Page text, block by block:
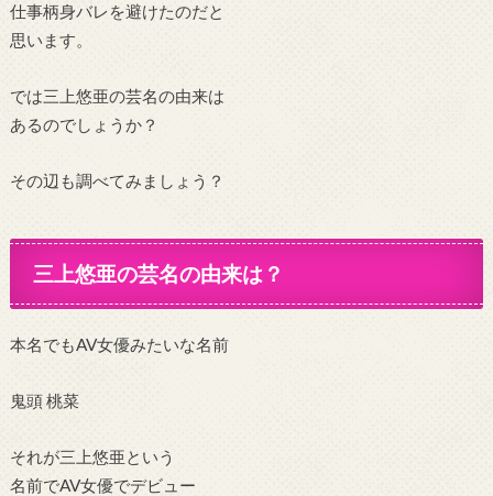
仕事柄身バレを避けたのだと
思います。
では三上悠亜の芸名の由来は
あるのでしょうか？
その辺も調べてみましょう？
三上悠亜の芸名の由来は？
本名でもAV女優みたいな名前
鬼頭 桃菜
それが三上悠亜という
名前でAV女優でデビュー